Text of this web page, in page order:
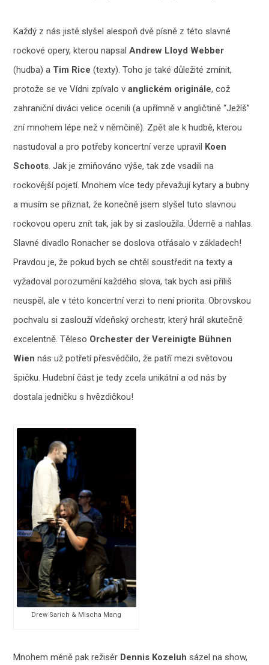
Každý z nás jistě slyšel alespoň dvě písně z této slavné
rockové opery, kterou napsalAndrew Lloyd Webber
(hudba) a Tim Rice(texty). Toho je také důležité zmínit,
protože se ve Vídni zpívalo v anglickém originále, což
zahraniční diváci velice ocenili (a upřímně v angličtině “Ježíš”
zní mnohem lépe než v němčině). Zpět ale k hudbě, kterou
nastudoval a pro potřeby koncertní verze upravil Koen
Schoots. Jak je zmiňováno výše, tak zde vsadili na
rockovější pojetí. Mnohem více tedy převažují kytary a bubny
a musím se přiznat, že konečně jsem slyšel tuto slavnou
rockovou operu znít tak, jak by si zasloužila. Úderně a nahlas.
Slavné divadlo Ronacher se doslova otřásalo v základech!
Pravdou je, že pokud bych se chtěl soustředit na texty a
vyžadoval porozumění každého slova, tak bych asi příliš
neuspěl, ale v této koncertní verzi to není priorita. Obrovskou
pochvalu si zaslouží vídeňský orchestr, který hrál skutečně
excelentně. Těleso Orchester der Vereinigte Bühnen
Wiennás už potřetí přesvědčilo, že patří mezi světovou
špičku. Hudební část je tedy zcela unikátní a od nás by
dostala jedničku s hvězdičkou!
Drew Sarich & Mischa Mang
Mnohem méně pak režisér Dennis Kozeluh sázel na show,